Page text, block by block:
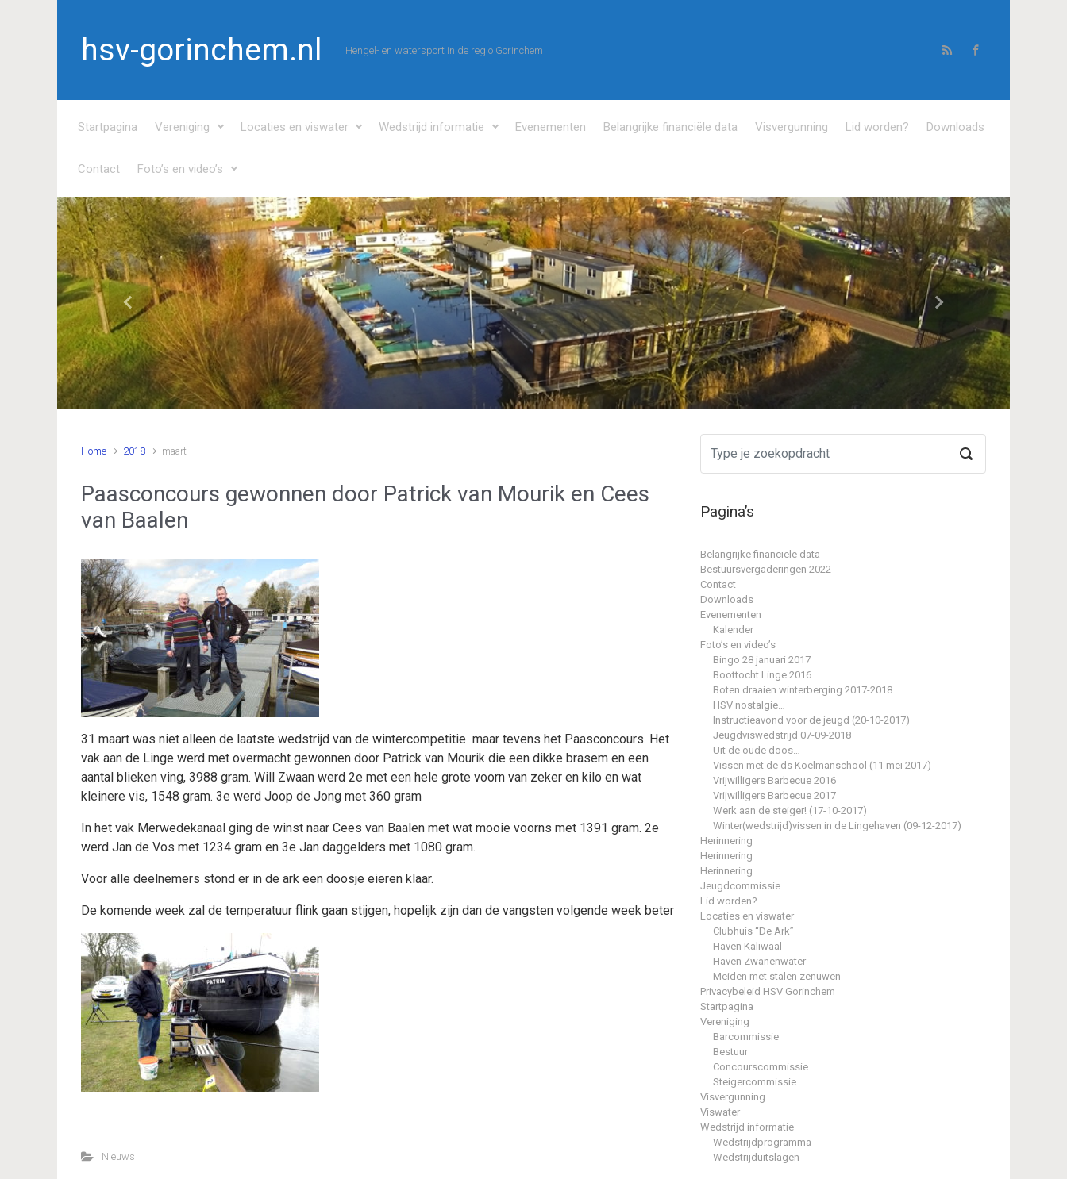
hsv-gorinchem.nl Hengel- en watersport in de regio Gorinchem
Startpagina Vereniging Locaties en viswater Wedstrijd informatie Evenementen Belangrijke financiële data Visvergunning Lid worden? Downloads
Contact Foto’s en video’s
Vorige Volgende
Home 2018 maart
Paasconcours gewonnen door Patrick van Mourik en Cees
van Baalen
31 maart was niet alleen de laatste wedstrijd van de wintercompetitie maar tevens het Paasconcours. Het
vak aan de Linge werd met overmacht gewonnen door Patrick van Mourik die een dikke brasem en een
aantal blieken ving, 3988 gram. Will Zwaan werd 2e met een hele grote voorn van zeker en kilo en wat
kleinere vis, 1548 gram. 3e werd Joop de Jong met 360 gram
In het vak Merwedekanaal ging de winst naar Cees van Baalen met wat mooie voorns met 1391 gram. 2e
werd Jan de Vos met 1234 gram en 3e Jan daggelders met 1080 gram.
Voor alle deelnemers stond er in de ark een doosje eieren klaar.
De komende week zal de temperatuur flink gaan stijgen, hopelijk zijn dan de vangsten volgende week beter
Nieuws
Pagina’s
Belangrijke financiële data
Bestuursvergaderingen 2022
Contact
Downloads
Evenementen
Kalender
Foto’s en video’s
Bingo 28 januari 2017
Boottocht Linge 2016
Boten draaien winterberging 2017-2018
HSV nostalgie…
Instructieavond voor de jeugd (20-10-2017)
Jeugdviswedstrijd 07-09-2018
Uit de oude doos…
Vissen met de ds Koelmanschool (11 mei 2017)
Vrijwilligers Barbecue 2016
Vrijwilligers Barbecue 2017
Werk aan de steiger! (17-10-2017)
Winter(wedstrijd)vissen in de Lingehaven (09-12-2017)
Herinnering
Herinnering
Herinnering
Jeugdcommissie
Lid worden?
Locaties en viswater
Clubhuis “De Ark”
Haven Kaliwaal
Haven Zwanenwater
Meiden met stalen zenuwen
Privacybeleid HSV Gorinchem
Startpagina
Vereniging
Barcommissie
Bestuur
Concourscommissie
Steigercommissie
Visvergunning
Viswater
Wedstrijd informatie
Wedstrijdprogramma
Wedstrijduitslagen